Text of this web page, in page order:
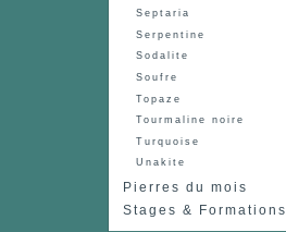
Septaria
Serpentine
Sodalite
Soufre
Topaze
Tourmaline noire
Turquoise
Unakite
Pierres du mois
Stages & Formations